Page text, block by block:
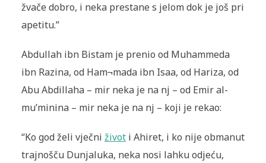
žvače dobro, i neka prestane s jelom dok je još pri
apetitu.”
Abdullah ibn Bistam je prenio od Muhammeda
ibn Razina, od Ham¬mada ibn Isaa, od Hariza, od
Abu Abdillaha – mir neka je na nj – od Emir al-
mu’minina – mir neka je na nj – koji je rekao:
“Ko god želi vječni životi Ahiret, i ko nije obmanut
trajnošču Dunjaluka, neka nosi lahku odjeću,